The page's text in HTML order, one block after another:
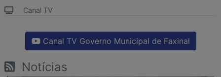
Canal TV
Canal TV Governo Municipal de Faxinal
Notícias